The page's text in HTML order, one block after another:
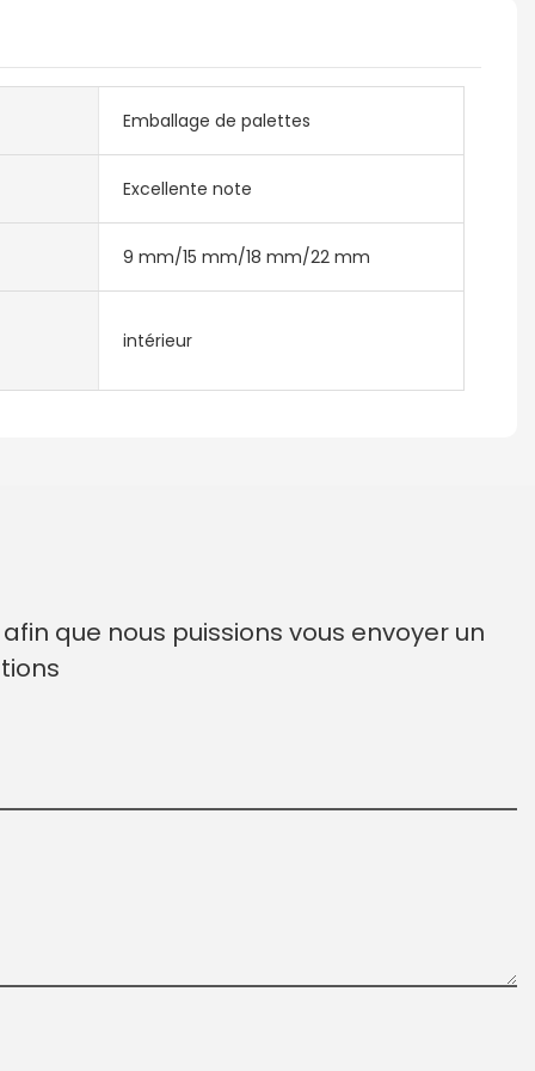
Emballage de palettes
Excellente note
9 mm/15 mm/18 mm/22 mm
intérieur
que nous puissions vous envoyer un